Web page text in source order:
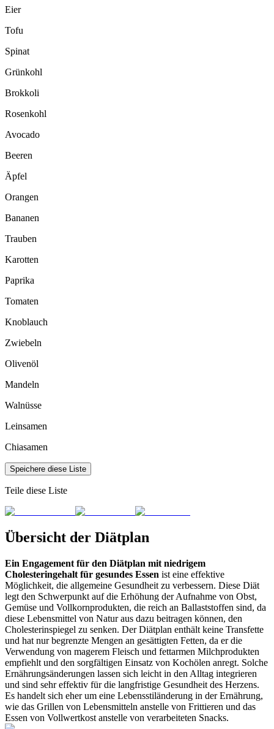
Eier
Tofu
Spinat
Grünkohl
Brokkoli
Rosenkohl
Avocado
Beeren
Äpfel
Orangen
Bananen
Trauben
Karotten
Paprika
Tomaten
Knoblauch
Zwiebeln
Olivenöl
Mandeln
Walnüsse
Leinsamen
Chiasamen
Speichere diese Liste
Teile diese Liste
Übersicht der Diätplan
Ein Engagement für den Diätplan mit niedrigem
Cholesteringehalt für gesundes Essen ist eine effektive
Möglichkeit, die allgemeine Gesundheit zu verbessern. Diese Diät
legt den Schwerpunkt auf die Erhöhung der Aufnahme von Obst,
Gemüse und Vollkornprodukten, die reich an Ballaststoffen sind, da
diese Lebensmittel von Natur aus dazu beitragen können, den
Cholesterinspiegel zu senken. Der Diätplan enthält keine Transfette
und hat nur begrenzte Mengen an gesättigten Fetten, da er die
Verwendung von magerem Fleisch und fettarmen Milchprodukten
empfiehlt und den sorgfältigen Einsatz von Kochölen anregt. Solche
Ernährungsänderungen lassen sich leicht in den Alltag integrieren
und sind sehr effektiv für die langfristige Gesundheit des Herzens.
Es handelt sich eher um eine Lebensstiländerung in der Ernährung,
wie das Grillen von Lebensmitteln anstelle von Frittieren und das
Essen von Vollwertkost anstelle von verarbeiteten Snacks.